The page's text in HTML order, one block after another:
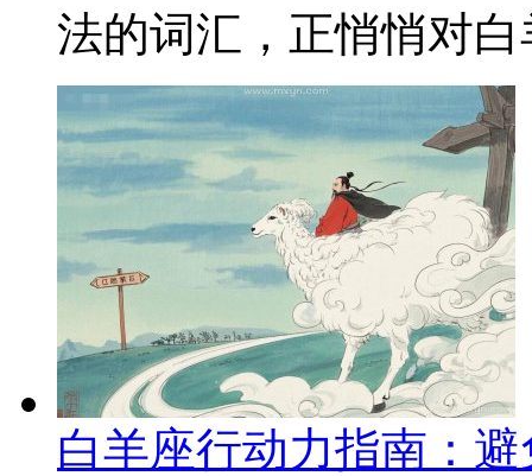
法的词汇，正悄悄对
白羊座行动力指南：